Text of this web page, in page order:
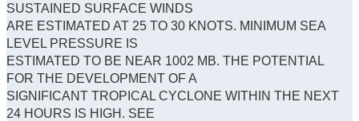
SUSTAINED SURFACE WINDS
ARE ESTIMATED AT 25 TO 30 KNOTS. MINIMUM SEA
LEVEL PRESSURE IS
ESTIMATED TO BE NEAR 1002 MB. THE POTENTIAL
FOR THE DEVELOPMENT OF A
SIGNIFICANT TROPICAL CYCLONE WITHIN THE NEXT
24 HOURS IS HIGH. SEE